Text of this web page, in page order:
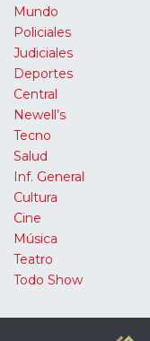
Mundo
Policiales
Judiciales
Deportes
Central
Newell’s
Tecno
Salud
Inf. General
Cultura
Cine
Música
Teatro
Todo Show